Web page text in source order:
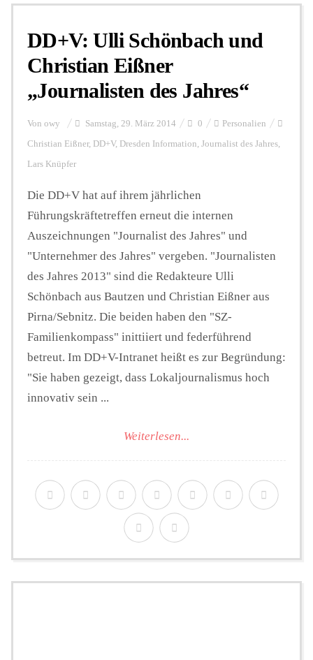
Personalien
Hintergrund
FUNKTURM-Beiträge
Podcast
Seminare
Unterstützen
DD+V: Ulli Schönbach und
Christian Eißner
„Journalisten des Jahres“
Von owy Samstag, 29. März 2014 0 Personalien
Christian Eißner, DD+V, Dresden Information, Journalist des Jahres,
Lars Knüpfer
Die DD+V hat auf ihrem jährlichen
Führungskräftetreffen erneut die internen
Auszeichnungen "Journalist des Jahres" und
"Unternehmer des Jahres" vergeben. "Journalisten
des Jahres 2013" sind die Redakteure Ulli
Schönbach aus Bautzen und Christian Eißner aus
Pirna/Sebnitz. Die beiden haben den "SZ-
Familienkompass" inittiiert und federführend
betreut. Im DD+V-Intranet heißt es zur Begründung:
"Sie haben gezeigt, dass Lokaljournalismus hoch
innovativ sein ...
Weiterlesen...